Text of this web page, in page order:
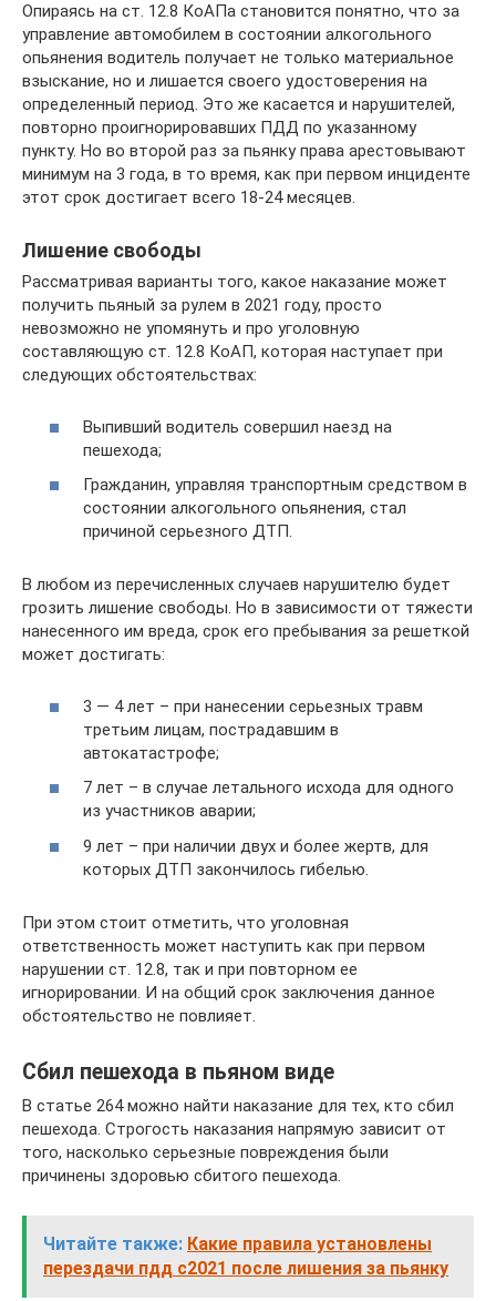
Опираясь на ст. 12.8 КоАПа становится понятно, что за
управление автомобилем в состоянии алкогольного
опьянения водитель получает не только материальное
взыскание, но и лишается своего удостоверения на
определенный период. Это же касается и нарушителей,
повторно проигнорировавших ПДД по указанному
пункту. Но во второй раз за пьянку права арестовывают
минимум на 3 года, в то время, как при первом инциденте
этот срок достигает всего 18-24 месяцев.
Лишение свободы
Рассматривая варианты того, какое наказание может
получить пьяный за рулем в 2021 году, просто
невозможно не упомянуть и про уголовную
составляющую ст. 12.8 КоАП, которая наступает при
следующих обстоятельствах:
Выпивший водитель совершил наезд на
пешехода;
Гражданин, управляя транспортным средством в
состоянии алкогольного опьянения, стал
причиной серьезного ДТП.
В любом из перечисленных случаев нарушителю будет
грозить лишение свободы. Но в зависимости от тяжести
нанесенного им вреда, срок его пребывания за решеткой
может достигать:
3 — 4 лет – при нанесении серьезных травм
третьим лицам, пострадавшим в
автокатастрофе;
7 лет – в случае летального исхода для одного
из участников аварии;
9 лет – при наличии двух и более жертв, для
которых ДТП закончилось гибелью.
При этом стоит отметить, что уголовная
ответственность может наступить как при первом
нарушении ст. 12.8, так и при повторном ее
игнорировании. И на общий срок заключения данное
обстоятельство не повлияет.
Сбил пешехода в пьяном виде
В статье 264 можно найти наказание для тех, кто сбил
пешехода. Строгость наказания напрямую зависит от
того, насколько серьезные повреждения были
причинены здоровью сбитого пешехода.
Читайте также: Какие правила установлены
перездачи пдд с2021 после лишения за пьянку